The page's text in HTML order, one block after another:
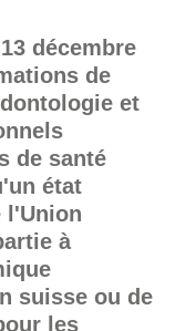
décembre
de
et
de santé
état
l'Union
à
suisse ou de
les